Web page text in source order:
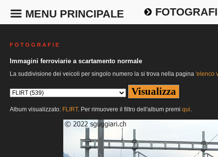
MENU PRINCIPALE
F O T O G R A F I E
Immagini ferroviarie a scartamento normale
La suddivisione dei veicoli per singolo numero la si trova nella pagina 'elenco
Album visualizzato: FLIRT. Per rimuovere il filtro dell'album premi qui.